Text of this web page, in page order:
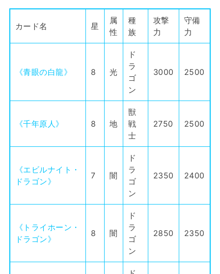
カード名 星
属
性
種
族
攻撃
力
守備
力
《青眼の白龍》 8 光
ド
ラ
ゴ
ン
3000 2500
《千年原人》 8 地
獣
戦
士
2750 2500
《エビルナイト・
ドラゴン》
7 闇
ド
ラ
ゴ
ン
2350 2400
《トライホーン・
ドラゴン》
8 闇
ド
ラ
ゴ
ン
2850 2350